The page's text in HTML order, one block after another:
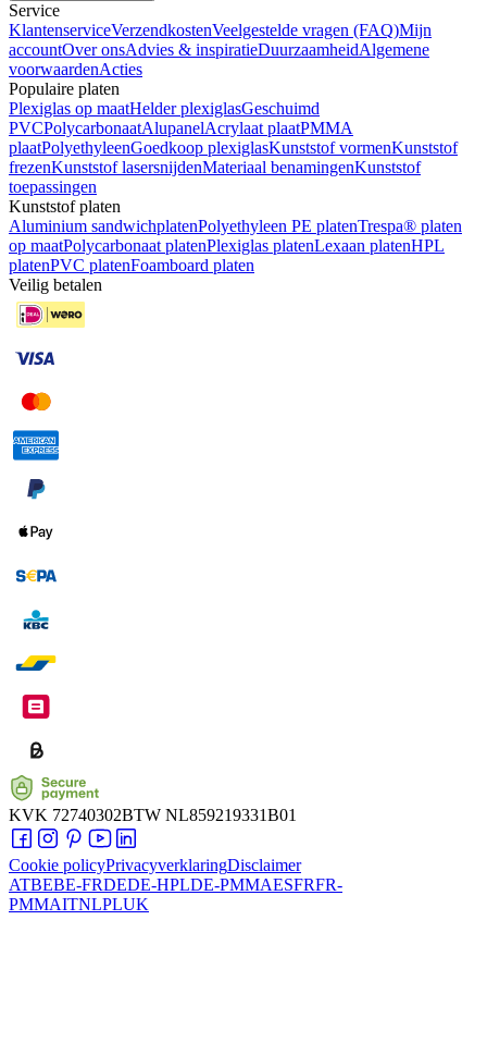
Service
KlantenserviceVerzendkostenVeelgestelde vragen (FAQ)Mijn
accountOver onsAdvies & inspiratieDuurzaamheidAlgemene
voorwaardenActies
Populaire platen
Plexiglas op maatHelder plexiglasGeschuimd
PVCPolycarbonaatAlupanelAcrylaat plaatPMMA
plaatPolyethyleenGoedkoop plexiglasKunststof vormenKunststof
frezenKunststof lasersnijdenMateriaal benamingenKunststof
toepassingen
Kunststof platen
Aluminium sandwichplatenPolyethyleen PE platenTrespa® platen
op maatPolycarbonaat platenPlexiglas platenLexaan platenHPL
platenPVC platenFoamboard platen
Veilig betalen
KVK 72740302BTW NL859219331B01
Cookie policyPrivacyverklaringDisclaimer
ATBEBE-FRDEDE-HPLDE-PMMAESFRFR-
PMMAITNLPLUK